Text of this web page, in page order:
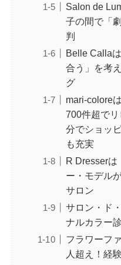
Salon de
子の間で「
判
Belle Calla
合う」を考
グ
mari-colore
700件超で
分でショッ
も充実
R Dresserは
ー・モデル
サロン
サロン・ド
ナルカラー
フラワーフ
人超え！経